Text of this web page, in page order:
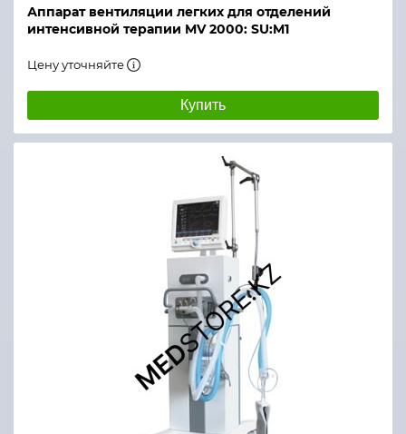
Аппарат вентиляции легких для отделений
интенсивной терапии MV 2000: SU:M1
Цену уточняйте
Купить